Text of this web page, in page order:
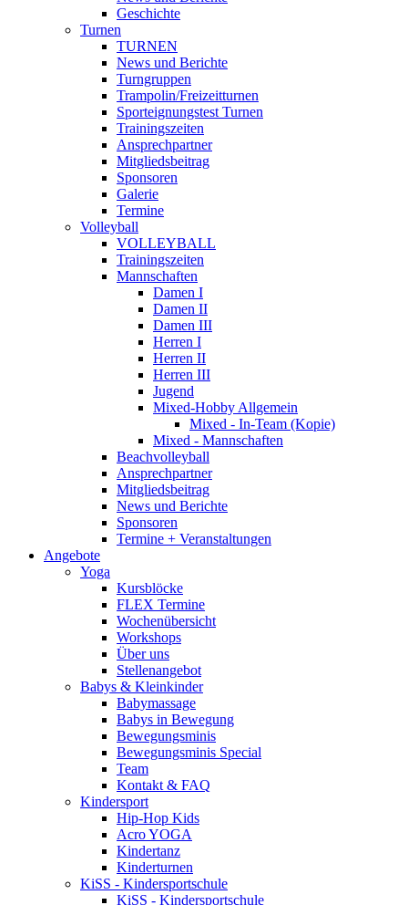
Geschichte
Turnen
TURNEN
News und Berichte
Turngruppen
Trampolin/Freizeitturnen
Sporteignungstest Turnen
Trainingszeiten
Ansprechpartner
Mitgliedsbeitrag
Sponsoren
Galerie
Termine
Volleyball
VOLLEYBALL
Trainingszeiten
Mannschaften
Damen I
Damen II
Damen III
Herren I
Herren II
Herren III
Jugend
Mixed-Hobby Allgemein
Mixed - In-Team (Kopie)
Mixed - Mannschaften
Beachvolleyball
Ansprechpartner
Mitgliedsbeitrag
News und Berichte
Sponsoren
Termine + Veranstaltungen
Angebote
Yoga
Kursblöcke
FLEX Termine
Wochenübersicht
Workshops
Über uns
Stellenangebot
Babys & Kleinkinder
Babymassage
Babys in Bewegung
Bewegungsminis
Bewegungsminis Special
Team
Kontakt & FAQ
Kindersport
Hip-Hop Kids
Acro YOGA
Kindertanz
Kinderturnen
KiSS - Kindersportschule
KiSS - Kindersportschule